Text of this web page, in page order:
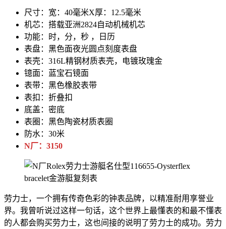
尺寸：宽：40毫米X厚：12.5毫米
机芯：搭载亚洲2824自动机械机芯
功能：时，分，秒 ，日历
表盘：黑色面夜光圆点刻度表盘
表壳：316L精钢材质表壳，电镀玫瑰金
镱面：蓝宝石镜面
表带：黑色橡胶表带
表扣：折叠扣
底盖：密底
表圈：黑色陶瓷材质表圈
防水：30米
N厂：3150
劳力士，一个拥有传奇色彩的钟表品牌，以精准耐用享誉业
界。我曾听说过这样一句话，这个世界上最懂表的和最不懂表
的人都会购买劳力士，这也间接的说明了劳力士的成功。劳力